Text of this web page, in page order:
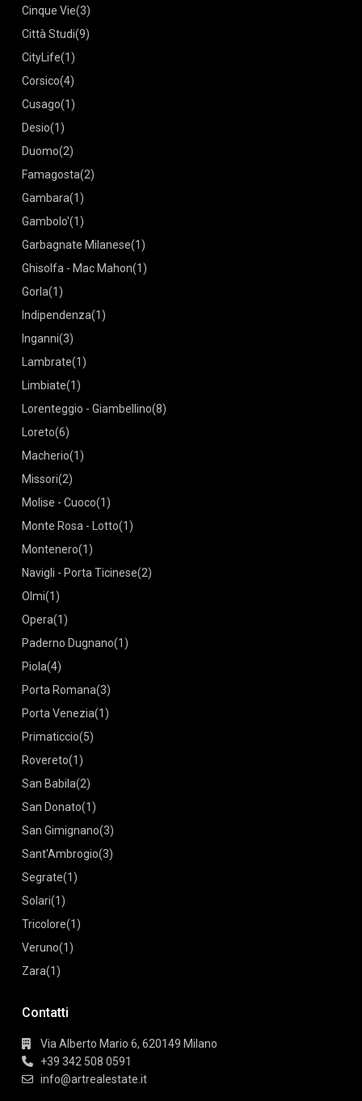
Cinque Vie(3)
Città Studi(9)
CityLife(1)
Corsico(4)
Cusago(1)
Desio(1)
Duomo(2)
Famagosta(2)
Gambara(1)
Gambolo'(1)
Garbagnate Milanese(1)
Ghisolfa - Mac Mahon(1)
Gorla(1)
Indipendenza(1)
Inganni(3)
Lambrate(1)
Limbiate(1)
Lorenteggio - Giambellino(8)
Loreto(6)
Macherio(1)
Missori(2)
Molise - Cuoco(1)
Monte Rosa - Lotto(1)
Montenero(1)
Navigli - Porta Ticinese(2)
Olmi(1)
Opera(1)
Paderno Dugnano(1)
Piola(4)
Porta Romana(3)
Porta Venezia(1)
Primaticcio(5)
Rovereto(1)
San Babila(2)
San Donato(1)
San Gimignano(3)
Sant'Ambrogio(3)
Segrate(1)
Solari(1)
Tricolore(1)
Veruno(1)
Zara(1)
Contatti
Via Alberto Mario 6, 620149 Milano
+39 342 508 0591
info@artrealestate.it